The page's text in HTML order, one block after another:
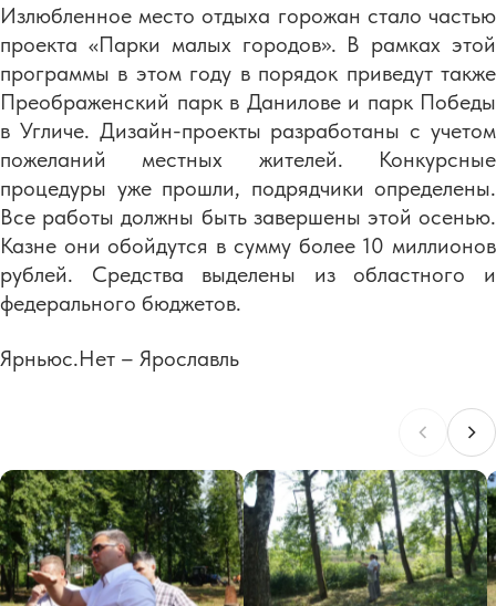
Излюбленное место отдыха горожан стало частью
проекта «Парки малых городов». В рамках этой
программы в этом году в порядок приведут также
Преображенский парк в Данилове и парк Победы
в Угличе. Дизайн-проекты разработаны с учетом
пожеланий местных жителей. Конкурсные
процедуры уже прошли, подрядчики определены.
Все работы должны быть завершены этой осенью.
Казне они обойдутся в сумму более 10 миллионов
рублей. Средства выделены из областного и
федерального бюджетов.
Ярньюс.Нет – Ярославль